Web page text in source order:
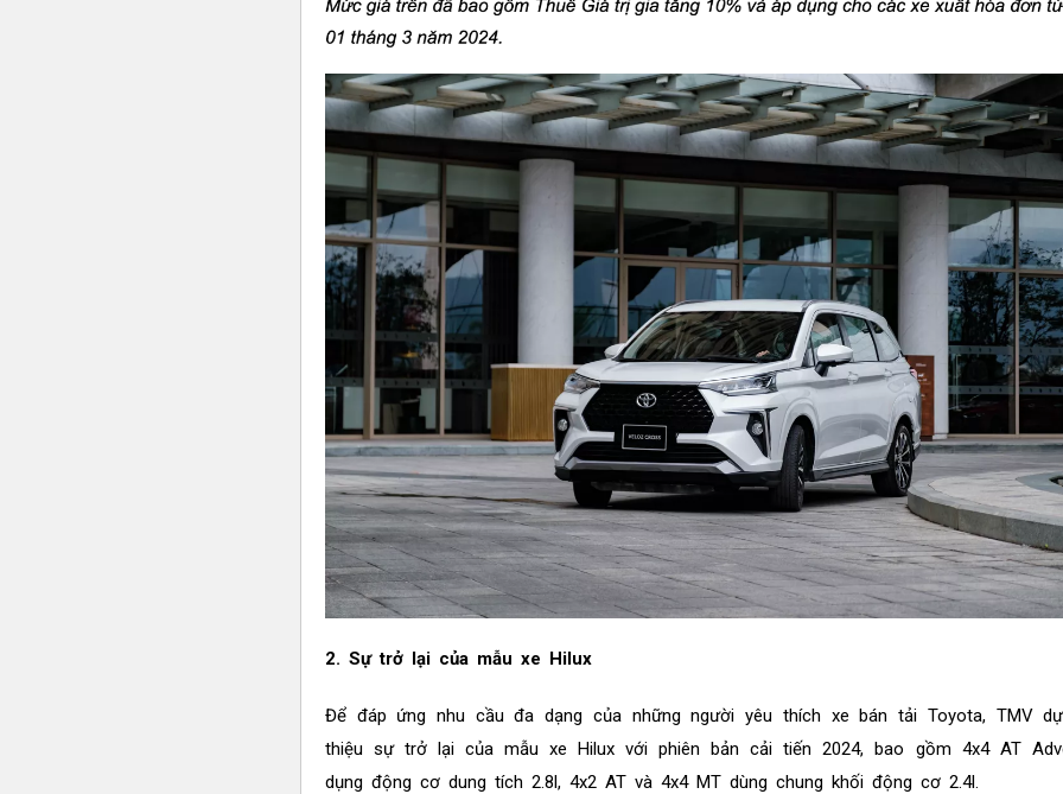
2. Sự trở lại của mẫu xe Hilux
Để đáp ứng nhu cầu đa dạng của những người yêu thích xe bán tải Toyota, TMV
thiệu sự trở lại của mẫu xe Hilux với phiên bản cải tiến 2024, bao gồm 4x4 AT
dụng động cơ dung tích 2.8l, 4x2 AT và 4x4 MT dùng chung khối động cơ 2.4l.